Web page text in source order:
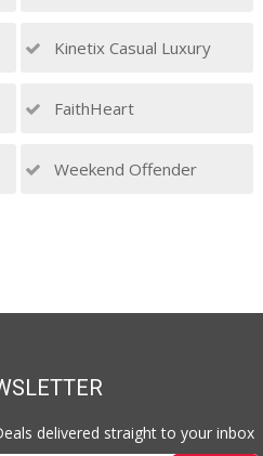
Kinetix Casual Luxury
FaithHeart
Weekend Offender
delivered straight to your inbox